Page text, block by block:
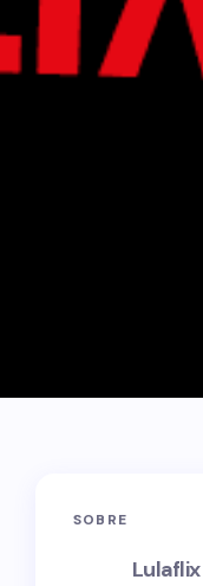
SOBRE
Lulaflix